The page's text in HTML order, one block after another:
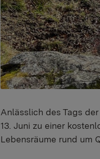
Anlässlich des Tags
13. Juni zu einer
Lebensräume rund um